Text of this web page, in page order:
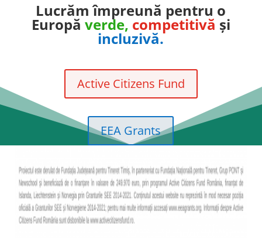
Lucrăm împreună pentru o
Europă verde, competitivă și
incluzivă.
Active Citizens Fund
EEA Grants